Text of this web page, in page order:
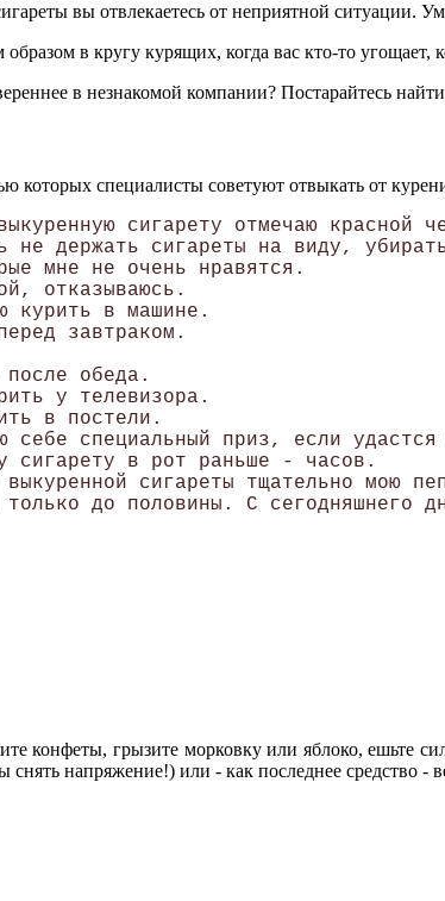
вы отвлекаетесь от неприятной ситуации.
в кругу курящих, когда вас кто-то угощает,
в незнакомой компании? Постарайтесь
которых специалисты советуют отвыкать от
сигарету отмечаю красной
не держать сигареты на виду,
мне не очень нравятся.
отказываюсь.
курить в машине.
завтраком.
после обеда.
у телевизора.
в постели.
себе специальный приз, если
сигарету в рот раньше - часов.
сигареты тщательно мою
конфеты, грызите морковку или яблоко, ешьте
напряжение!) или - как последнее средство -